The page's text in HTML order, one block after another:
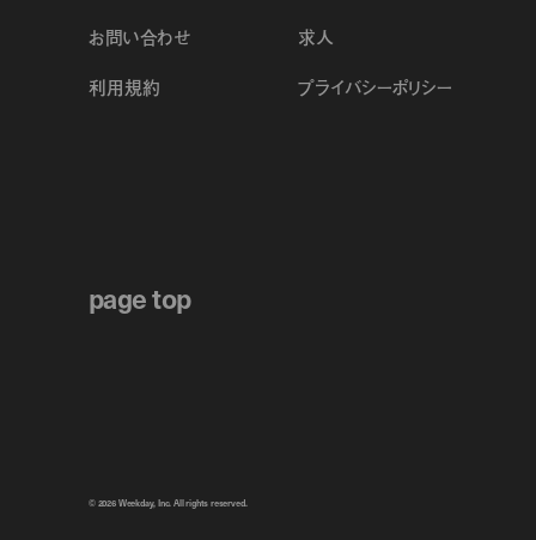
お問い合わせ
求人
利用規約 プライバシーポリシー
page top
© 2026 Weekday, Inc. All rights reserved.